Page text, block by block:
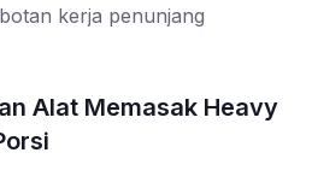
kerja penunjang
Alat Memasak Heavy